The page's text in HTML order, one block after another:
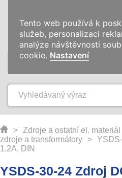
> Zdroje a ostatní el. materiál
zdroje a transformátory
>
1.2A, DIN
YSDS-30-24 Zdroj
Tento web používá k
služeb, personalizaci
analýze návštěvnosti
cookie. Nastavení